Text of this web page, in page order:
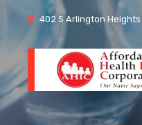
402 S Arlington